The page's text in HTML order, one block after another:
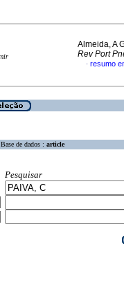
Almeida, A
Rev Port
· resumo
Base de dados : article
Pesquisar